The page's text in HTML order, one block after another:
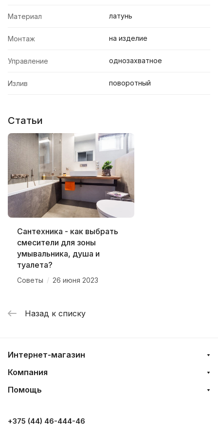
Материал латунь
Монтаж на изделие
Управление однозахватное
Излив поворотный
Статьи
Сантехника - как выбрать
смесители для зоны
умывальника, душа и
туалета?
Советы / 26 июня 2023
Назад к списку
Интернет-магазин
Компания
Помощь
+375 (44) 46-444-46